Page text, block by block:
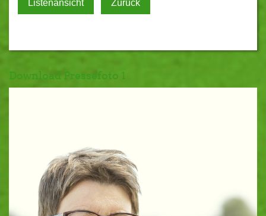
Listenansicht Zurück
Download Pressefoto 1